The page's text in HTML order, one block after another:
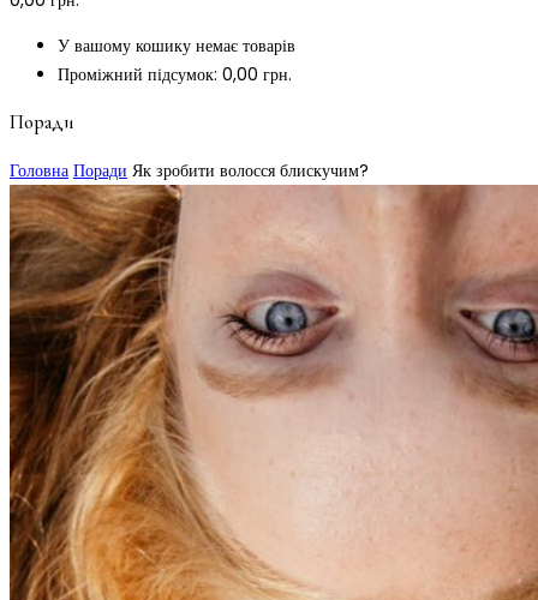
У вашому кошику немає товарів
Проміжний підсумок: 0,00 грн.
Поради
Головна Поради Як зробити волосся блискучим?